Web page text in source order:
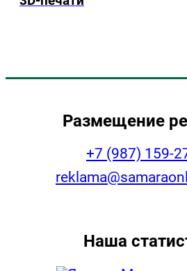
Размещение
+7 (987) 159-
Наша